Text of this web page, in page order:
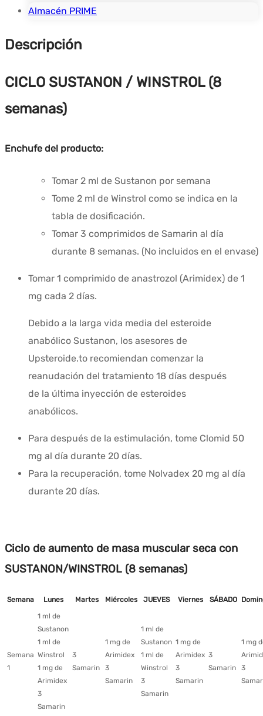
PRIME
Almacén PRIME
Descripción
CICLO SUSTANON / WINSTROL (8
semanas)
Enchufe del producto:
Tomar 2 ml de Sustanon por semana
Tome 2 ml de Winstrol como se indica en la
tabla de dosificación.
Tomar 3 comprimidos de Samarin al día
durante 8 semanas. (No incluidos en el envase)
Tomar 1 comprimido de anastrozol (Arimidex) de 1
mg cada 2 días.
Debido a la larga vida media del esteroide
anabólico Sustanon, los asesores de
Upsteroide.to recomiendan comenzar la
reanudación del tratamiento 18 días después
de la última inyección de esteroides
anabólicos.
Para después de la estimulación, tome Clomid 50
mg al día durante 20 días.
Para la recuperación, tome Nolvadex 20 mg al día
durante 20 días.
Ciclo de aumento de masa muscular seca con
SUSTANON/WINSTROL (8 semanas)
Semana Lunes Martes Miércoles JUEVES Viernes SÁBADO
Semana
1
1 ml de
Sustanon
1 ml de
Winstrol
1 mg de
Arimidex
3
Samarin
3
Samarin
1 mg de
Arimidex
3
Samarin
1 ml de
Sustanon
1 ml de
Winstrol
3
Samarin
1 mg de
Arimidex
3
Samarin
3
Samarin
1 mg
3